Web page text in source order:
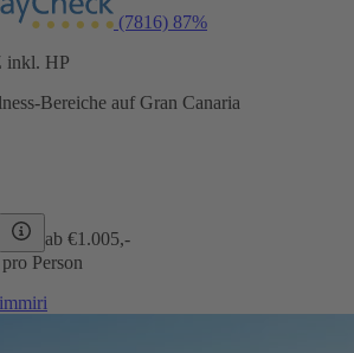
(7816) 87%
inkl. HP
Bereiche auf Gran Canaria
ab €1.005,-
Person